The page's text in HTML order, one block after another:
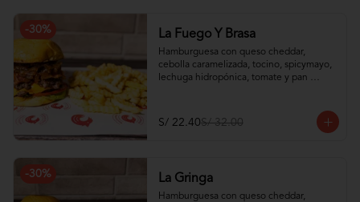
-30% La Fuego Y Brasa
Hamburguesa con queso cheddar,
cebolla caramelizada, tocino, spicymayo,
lechuga hidropónica, tomate y pan
S/ 22.40S/ 32.00
-30% La Gringa
Hamburguesa con queso cheddar,